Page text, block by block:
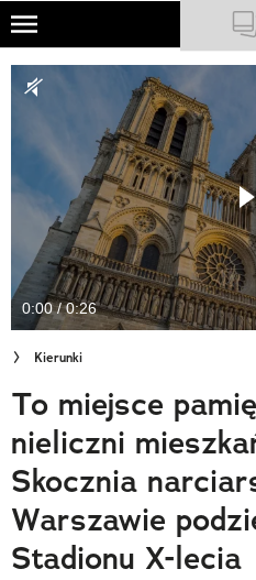
Skip
main
NATIONAL GEOGRAPHIC
PODCASTY
Sklep
Newsletter
Cuda Polski
Wielki Konkurs Fotograficzny
Trendbook Podróżniczy
Polecane
0:00 / 0:26
Kierunki
To miejsce
nieliczni
Skocznia
Warszawie
Stadionu X-lecia